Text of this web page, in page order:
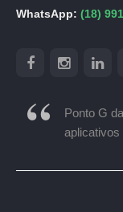
WhatsApp: (18)
Ponto G
aplicativos